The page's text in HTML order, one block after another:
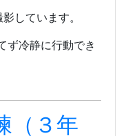
しています。